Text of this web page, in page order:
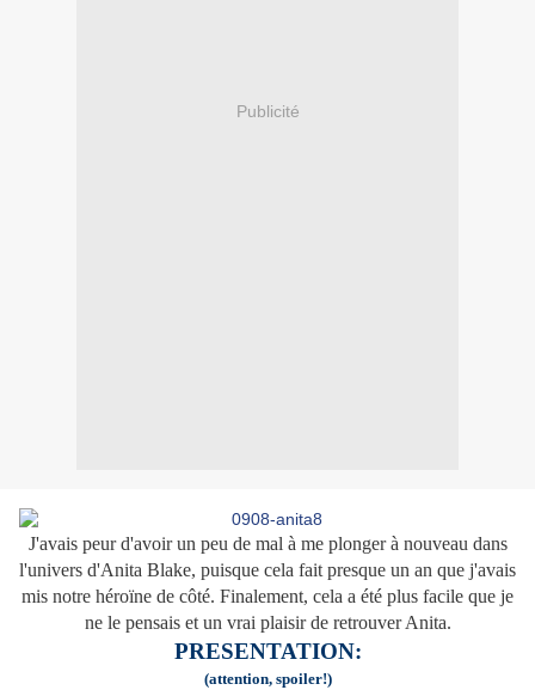
Publicité
J'avais peur d'avoir un peu de mal à me plonger à nouveau dans
l'univers d'Anita Blake, puisque cela fait presque un an que j'avais
mis notre héroïne de côté. Finalement, cela a été plus facile que je
ne le pensais et un vrai plaisir de retrouver Anita.
PRESENTATION:
(attention, spoiler!)